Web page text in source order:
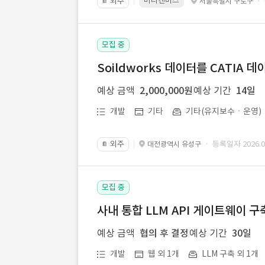
모집 중
Soildworks 데이터를 CATIA 데
예상 금액 2,000,000원 예상 기간 14일
개발 기타 기타(유지보수ㆍ운영)
📔 외주 대전광역시 유성구 · 등록일자
모집 중
사내 통합 LLM API 게이트웨이 구
예상 금액 협의 후 결정 예상 기간 30일
개발 웹 외 1개 LLM 구축 외 1개